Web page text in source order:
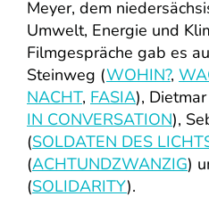
Meyer, dem
Umwelt, Energie und
Filmgespräche gab es
Steinweg (WOHIN?,
NACHT, FASIA),
IN CONVERSATION),
(SOLDATEN DES
(ACHTUNDZWANZIG)
(SOLIDARITY).